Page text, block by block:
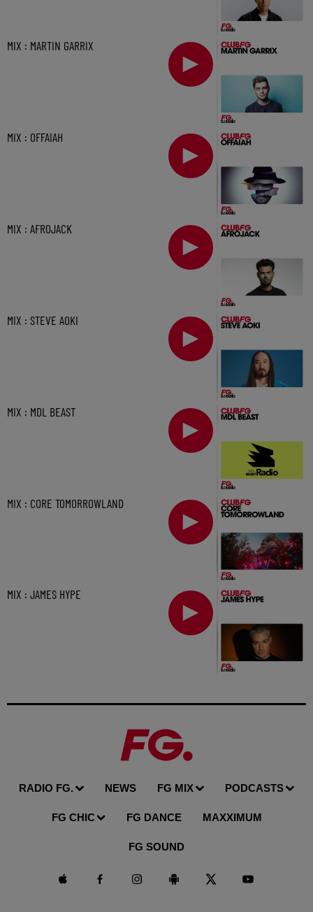
MIX : MARTIN GARRIX
MIX : OFFAIAH
MIX : AFROJACK
MIX : STEVE AOKI
MIX : MDL BEAST
MIX : CORE TOMORROWLAND
MIX : JAMES HYPE
RADIO FG. NEWS FG MIX PODCASTS
FG CHIC FG DANCE MAXXIMUM
FG SOUND